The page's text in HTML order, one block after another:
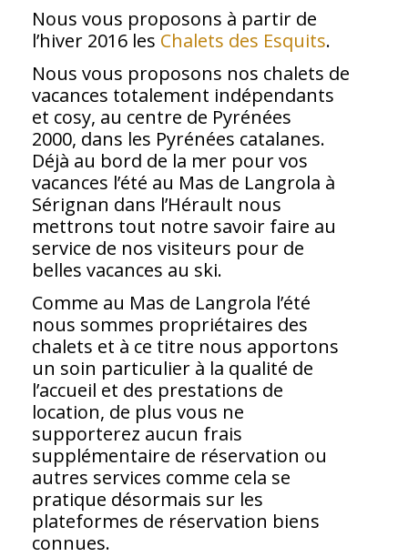
Nous vous proposons à partir de
l’hiver 2016 les Chalets des Esquits.
Nous vous proposons nos chalets de
vacances totalement indépendants
et cosy, au centre de Pyrénées
2000, dans les Pyrénées catalanes.
Déjà au bord de la mer pour vos
vacances l’été au Mas de Langrola à
Sérignan dans l’Hérault nous
mettrons tout notre savoir faire au
service de nos visiteurs pour de
belles vacances au ski.
Comme au Mas de Langrola l’été
nous sommes propriétaires des
chalets et à ce titre nous apportons
un soin particulier à la qualité de
l’accueil et des prestations de
location, de plus vous ne
supporterez aucun frais
supplémentaire de réservation ou
autres services comme cela se
pratique désormais sur les
plateformes de réservation biens
connues.